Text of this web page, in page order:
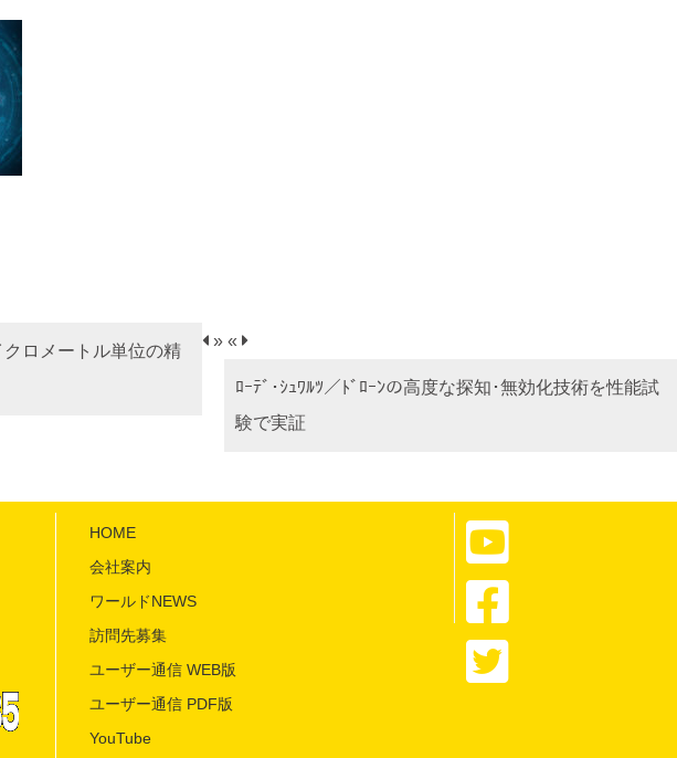
クロメートル単位の精
» «
ﾛｰﾃﾞ･ｼｭﾜﾙﾂ／ﾄﾞﾛｰﾝの高度な探知･無効化技術を性能試
験で実証
HOME
会社案内
ワールドNEWS
訪問先募集
ユーザー通信 WEB版
ユーザー通信 PDF版
YouTube